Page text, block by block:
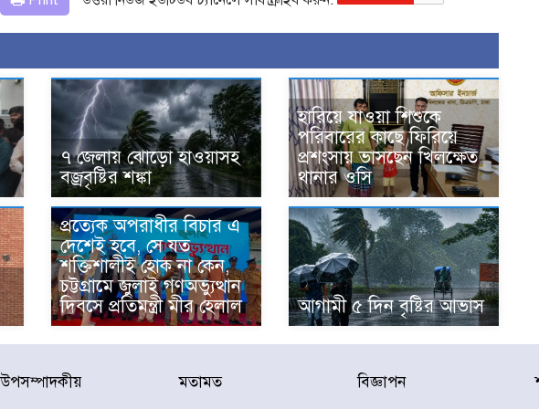
৭ জেলায় ঝোড়ো হাওয়াসহ
বজ্রবৃষ্টির শঙ্কা
হারিয়ে যাওয়া শিশুকে
পরিবারের কাছে ফিরিয়ে
প্রশংসায় ভাসছেন খিলক্ষেত
থানার ওসি
প্রত্যেক অপরাধীর বিচার এ
দেশেই হবে, সে যত
শক্তিশালীই হোক না কেন,
চট্টগ্রামে জুলাই গণঅভ্যুত্থান
দিবসে প্রতিমন্ত্রী মীর হেলাল
আগামী ৫ দিন বৃষ্টির আভাস
উপসম্পাদকীয় মতামত বিজ্ঞাপন